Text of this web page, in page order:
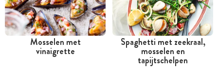
Minder dan 30 minuten
Mosselen met
vinaigrette Minder dan 30 minuten
Spaghetti met zeekraal,
mosselen en
tapijtschelpen